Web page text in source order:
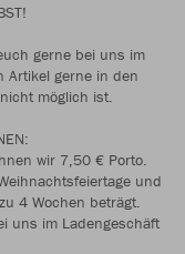
gerne bei uns im
Artikel gerne in den
möglich ist.
wir 7,50 € Porto.
und
4 Wochen beträgt.
uns im Ladengeschäft